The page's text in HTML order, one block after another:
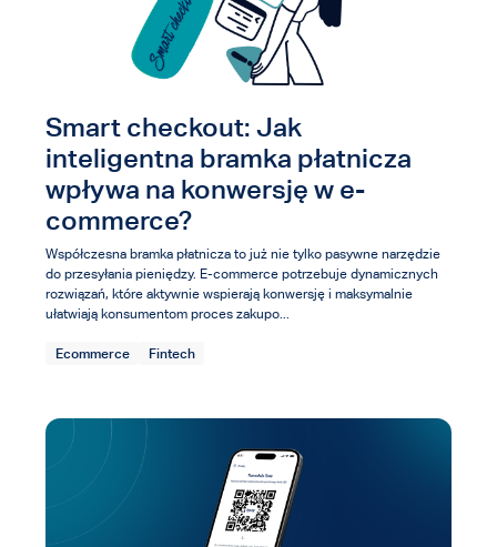
Smart checkout: Jak
inteligentna bramka płatnicza
wpływa na konwersję w e-
commerce?
Współczesna bramka płatnicza to już nie tylko pasywne narzędzie
do przesyłania pieniędzy. E-commerce potrzebuje dynamicznych
rozwiązań, które aktywnie wspierają konwersję i maksymalnie
ułatwiają konsumentom proces zakupo...
Ecommerce Fintech